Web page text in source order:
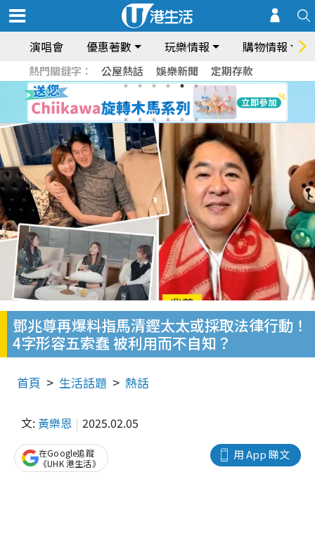
演唱會 優惠著數 玩樂情報 購物情報
熱門關鍵字： 公屋熱話 娛樂新聞 定期存款
鄧兆尊再爆料指馬清鏗太太或採取法律行動！
4字形容五索蠢 被利用而不自知？
首頁 生活話題 熱話
文: 黃樂恩 2025.02.05
用 App 睇文
在Google追蹤
《UHK 港生活》